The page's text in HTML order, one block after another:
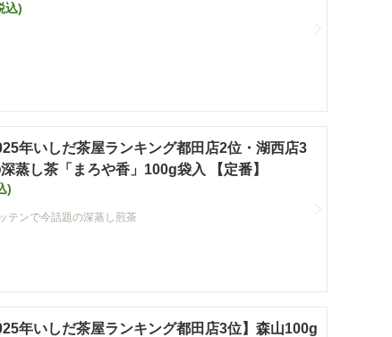
込)
年いしだ茶屋ランキング都田店2位・湖西店3
蒸し茶「まろや香」100g袋入 【定番】
)
テンで今話題の深蒸し煎茶
年いしだ茶屋ランキング都田店3位】森山100g